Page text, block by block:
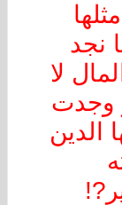
نجد
لا
وجدت
الدين